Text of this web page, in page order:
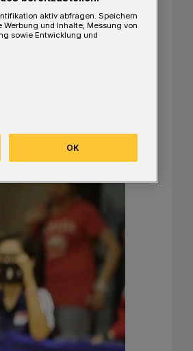
aktiv abfragen. Speichern
und Inhalte, Messung von
sowie Entwicklung und
OK